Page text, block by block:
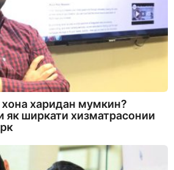
харидан мумкин?
як ширкати хизматрасонии